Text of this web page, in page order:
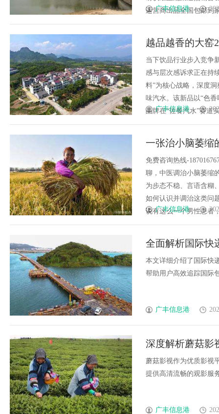
运营商出品全国包邮到
广丰信息港
越品越香的大窑
当下饮品行业步入竞争
感与层次感诉求正在持
料”为核心战略，深度
味汽水。该新品以“色
品牌在“佐餐汽水”赛道
广丰信息港
一张治小脑萎缩
必须先固本
免费咨询热线-
聊，中医调治小脑萎缩
为步态不稳、言语含糊
如何认识并调治这类问
说有这么一个男性患者
广丰信息港
全面解析国际快
本文详细介绍了国际快
帮助用户高效追踪国际
广丰信息港
深度解析蘑菇影
蘑菇影视作为优质影视
提供高清流畅的观影服
广丰信息港